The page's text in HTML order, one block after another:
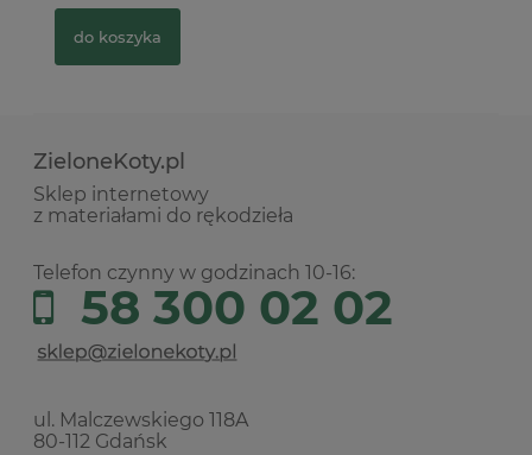
do koszyka
ZieloneKoty.pl
Sklep internetowy
z materiałami do rękodzieła
Telefon czynny w godzinach 10-16:
58 300 02 02
ul. Malczewskiego 118A
80-112 Gdańsk